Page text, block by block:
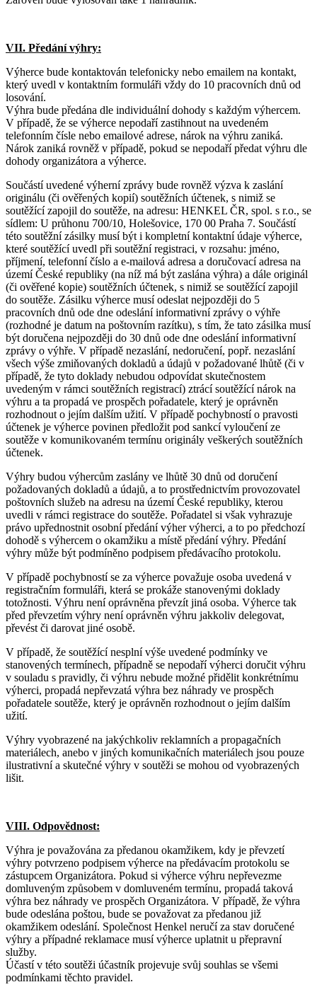
VII. Předání výhry:
Výherce bude kontaktován telefonicky nebo emailem na kontakt,
který uvedl v kontaktním formuláři vždy do 10 pracovních dnů od
losování.
Výhra bude předána dle individuální dohody s každým výhercem.
V případě, že se výherce nepodaří zastihnout na uvedeném
telefonním čísle nebo emailové adrese, nárok na výhru zaniká.
Nárok zaniká rovněž v případě, pokud se nepodaří předat výhru dle
dohody organizátora a výherce.
Součástí uvedené výherní zprávy bude rovněž výzva k zaslání
originálu (či ověřených kopií) soutěžních účtenek, s nimiž se
soutěžící zapojil do soutěže, na adresu: HENKEL ČR, spol. s r.o., se
sídlem: U průhonu 700/10, Holešovice, 170 00 Praha 7. Součástí
této soutěžní zásilky musí být i kompletní kontaktní údaje výherce,
které soutěžící uvedl při soutěžní registraci, v rozsahu: jméno,
příjmení, telefonní číslo a e-mailová adresa a doručovací adresa na
území České republiky (na níž má být zaslána výhra) a dále originál
(či ověřené kopie) soutěžních účtenek, s nimiž se soutěžící zapojil
do soutěže. Zásilku výherce musí odeslat nejpozději do 5
pracovních dnů ode dne odeslání informativní zprávy o výhře
(rozhodné je datum na poštovním razítku), s tím, že tato zásilka musí
být doručena nejpozději do 30 dnů ode dne odeslání informativní
zprávy o výhře. V případě nezaslání, nedoručení, popř. nezaslání
všech výše zmiňovaných dokladů a údajů v požadované lhůtě (či v
případě, že tyto doklady nebudou odpovídat skutečnostem
uvedeným v rámci soutěžních registrací) ztrácí soutěžící nárok na
výhru a ta propadá ve prospěch pořadatele, který je oprávněn
rozhodnout o jejím dalším užití. V případě pochybností o pravosti
účtenek je výherce povinen předložit pod sankcí vyloučení ze
soutěže v komunikovaném termínu originály veškerých soutěžních
účtenek.
Výhry budou výhercům zaslány ve lhůtě 30 dnů od doručení
požadovaných dokladů a údajů, a to prostřednictvím provozovatel
poštovních služeb na adresu na území České republiky, kterou
uvedli v rámci registrace do soutěže. Pořadatel si však vyhrazuje
právo upřednostnit osobní předání výher výherci, a to po předchozí
dohodě s výhercem o okamžiku a místě předání výhry. Předání
výhry může být podmíněno podpisem předávacího protokolu.
V případě pochybností se za výherce považuje osoba uvedená v
registračním formuláři, která se prokáže stanovenými doklady
totožnosti. Výhru není oprávněna převzít jiná osoba. Výherce tak
před převzetím výhry není oprávněn výhru jakkoliv delegovat,
převést či darovat jiné osobě.
V případě, že soutěžící nesplní výše uvedené podmínky ve
stanovených termínech, případně se nepodaří výherci doručit výhru
v souladu s pravidly, či výhru nebude možné přidělit konkrétnímu
výherci, propadá nepřevzatá výhra bez náhrady ve prospěch
pořadatele soutěže, který je oprávněn rozhodnout o jejím dalším
užití.
Výhry vyobrazené na jakýchkoliv reklamních a propagačních
materiálech, anebo v jiných komunikačních materiálech jsou pouze
ilustrativní a skutečné výhry v soutěži se mohou od vyobrazených
lišit.
VIII. Odpovědnost:
Výhra je považována za předanou okamžikem, kdy je převzetí
výhry potvrzeno podpisem výherce na předávacím protokolu se
zástupcem Organizátora. Pokud si výherce výhru nepřevezme
domluveným způsobem v domluveném termínu, propadá taková
výhra bez náhrady ve prospěch Organizátora. V případě, že výhra
bude odeslána poštou, bude se považovat za předanou již
okamžikem odeslání. Společnost Henkel neručí za stav doručené
výhry a případné reklamace musí výherce uplatnit u přepravní
služby.
Účastí v této soutěži účastník projevuje svůj souhlas se všemi
podmínkami těchto pravidel.